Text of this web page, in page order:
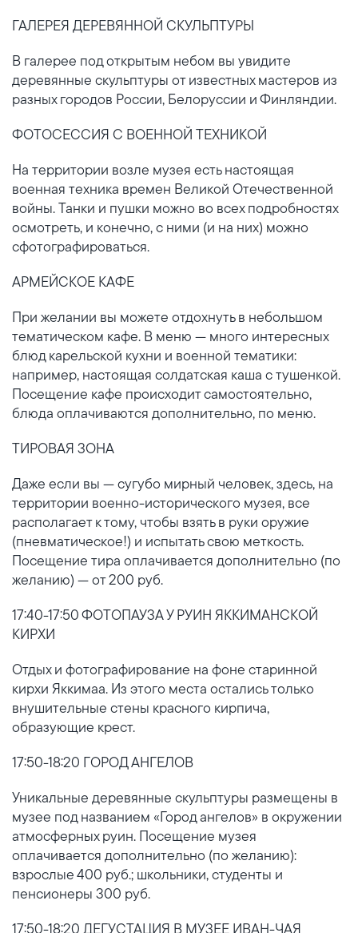
ГАЛЕРЕЯ ДЕРЕВЯННОЙ СКУЛЬПТУРЫ
В галерее под открытым небом вы увидите
деревянные скульптуры от известных мастеров из
разных городов России, Белоруссии и Финляндии.
ФОТОСЕССИЯ С ВОЕННОЙ ТЕХНИКОЙ
На территории возле музея есть настоящая
военная техника времен Великой Отечественной
войны. Танки и пушки можно во всех подробностях
осмотреть, и конечно, с ними (и на них) можно
сфотографироваться.
АРМЕЙСКОЕ КАФЕ
При желании вы можете отдохнуть в небольшом
тематическом кафе. В меню — много интересных
блюд карельской кухни и военной тематики:
например, настоящая солдатская каша с тушенкой.
Посещение кафе происходит самостоятельно,
блюда оплачиваются дополнительно, по меню.
ТИРОВАЯ ЗОНА
Даже если вы — сугубо мирный человек, здесь, на
территории военно-исторического музея, все
располагает к тому, чтобы взять в руки оружие
(пневматическое!) и испытать свою меткость.
Посещение тира оплачивается дополнительно (по
желанию) — от 200 руб.
17:40-17:50 ФОТОПАУЗА У РУИН ЯККИМАНСКОЙ
КИРХИ
Отдых и фотографирование на фоне старинной
кирхи Яккимаа. Из этого места остались только
внушительные стены красного кирпича,
образующие крест.
17:50-18:20 ГОРОД АНГЕЛОВ
Уникальные деревянные скульптуры размещены в
музее под названием «Город ангелов» в окружении
атмосферных руин. Посещение музея
оплачивается дополнительно (по желанию):
взрослые 400 руб.; школьники, студенты и
пенсионеры 300 руб.
17:50-18:20 ДЕГУСТАЦИЯ В МУЗЕЕ ИВАН-ЧАЯ